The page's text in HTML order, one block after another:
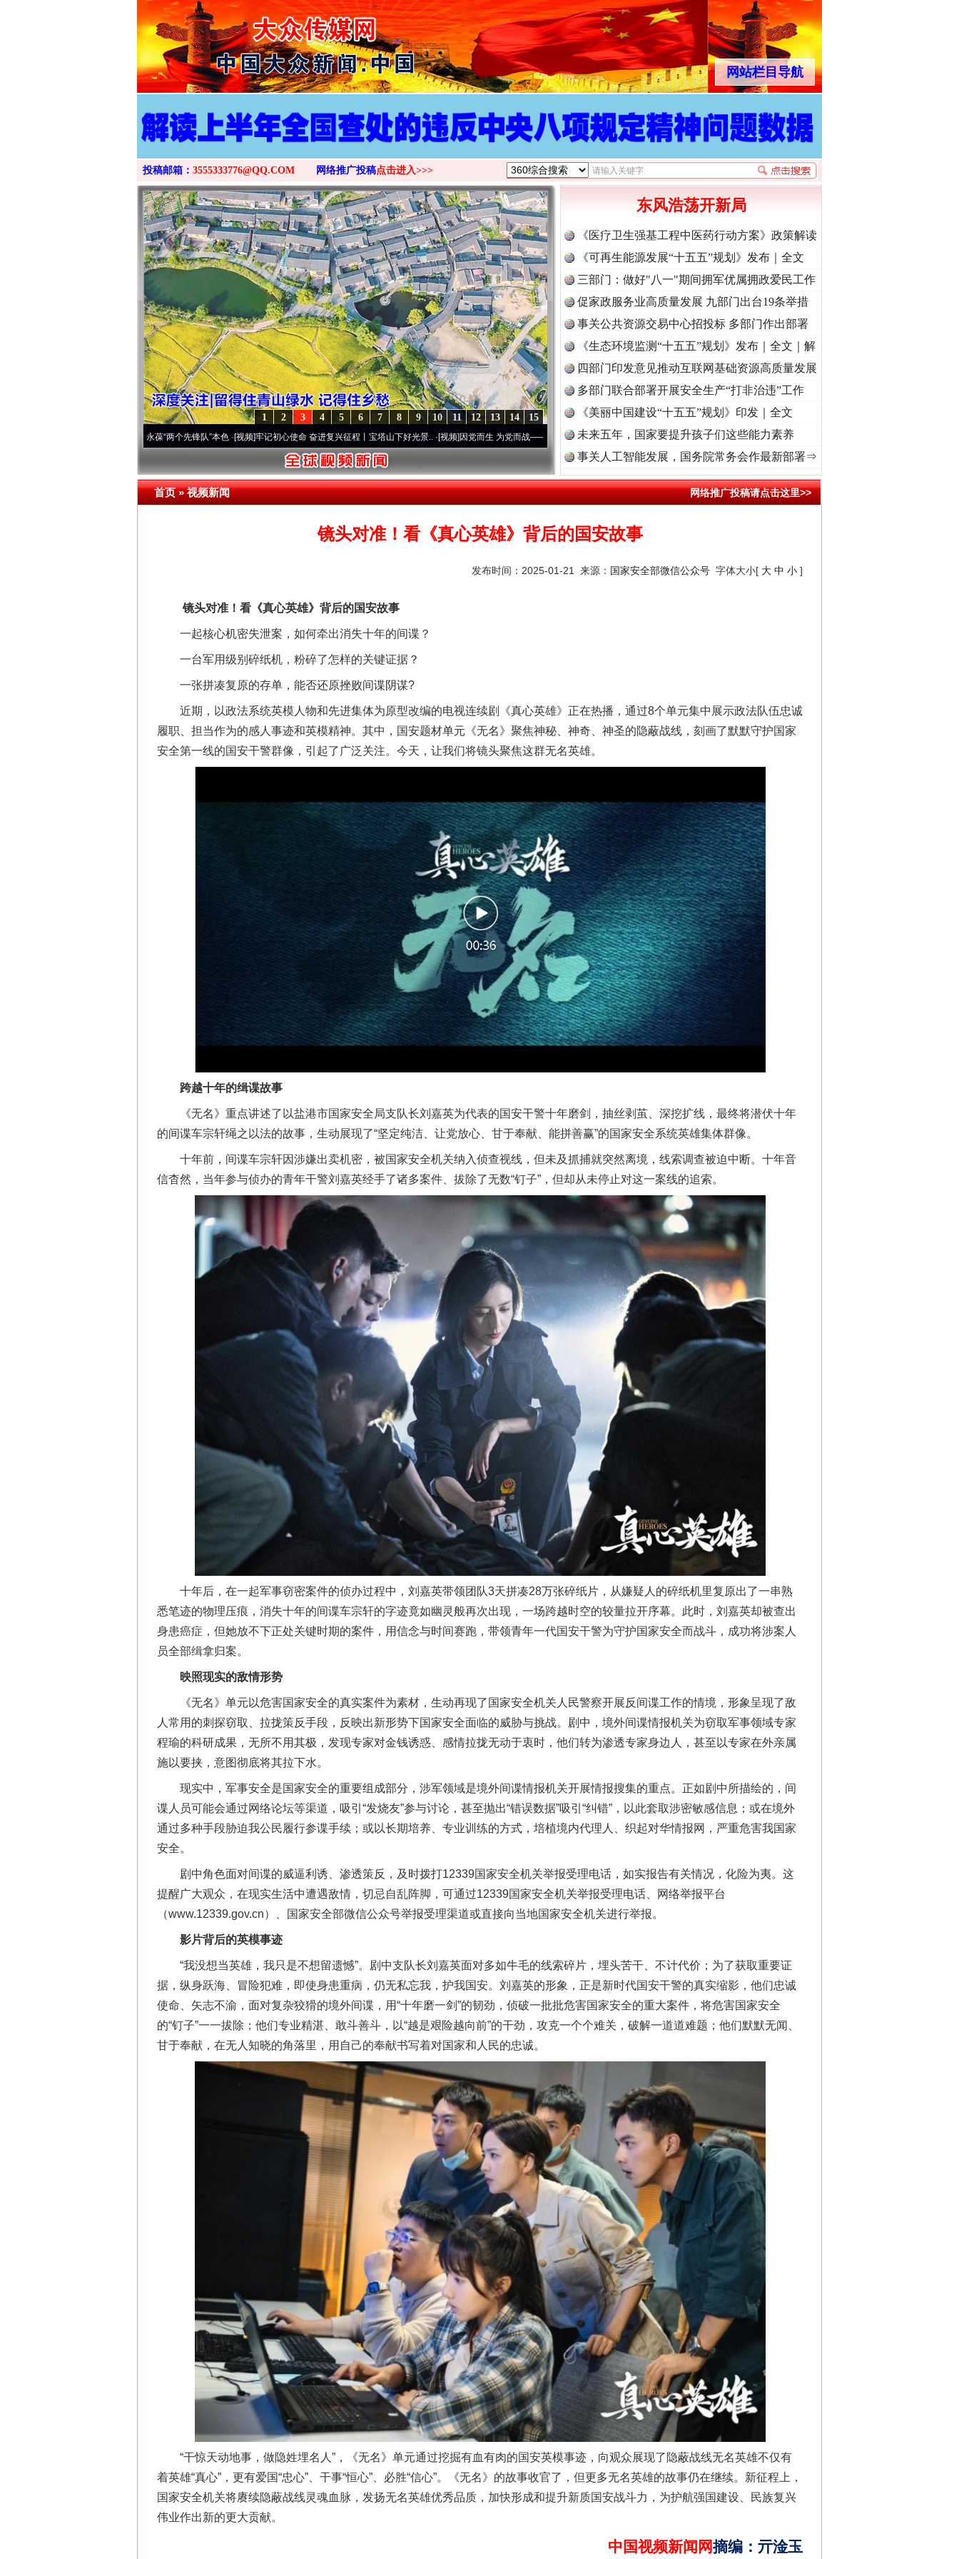
>
网站栏目导航
投稿邮箱： 3555333776@QQ.COM 网络推广投稿点击进入>>>
15
14
13
12
11
10
9
8
7
6
5
4
3
2
1
永葆“两个先锋队”本色·[视频]牢记初心使命 奋进复兴征程丨宝塔山下好光景..·[视频]因党而生 为党而战——百年“纪”事⑧加强纪律..·[视频]牢记初心使命 奋进复兴征程丨“转折之城”激荡..·[视频]
东风浩荡开新局
《医疗卫生强基工程中医药行动方案》政策解读
《可再生能源发展“十五五”规划》发布｜全文
三部门：做好"八一"期间拥军优属拥政爱民工作
促家政服务业高质量发展 九部门出台19条举措
事关公共资源交易中心招投标 多部门作出部署
《生态环境监测“十五五”规划》发布｜全文｜解
读
四部门印发意见推动互联网基础资源高质量发展
多部门联合部署开展安全生产“打非治违”工作
《美丽中国建设“十五五”规划》印发｜全文
未来五年，国家要提升孩子们这些能力素养
事关人工智能发展，国务院常务会作最新部署⇒
首页»视频新闻 网络推广投稿请点击这里>>
镜头对准！看《真心英雄》背后的国安故事
发布时间：2025-01-21 来源： 国家安全部微信公众号 字体大小[ 大 中 小 ]
镜头对准！看《真心英雄》背后的国安故事
一起核心机密失泄案，如何牵出消失十年的间谍？
一台军用级别碎纸机，粉碎了怎样的关键证据？
一张拼凑复原的存单，能否还原挫败间谍阴谋?
近期，以政法系统英模人物和先进集体为原型改编的电视连续剧《真心英雄》正在热播，通过8个单元集中展示政法队伍忠诚
履职、担当作为的感人事迹和英模精神。其中，国安题材单元《无名》聚焦神秘、神奇、神圣的隐蔽战线，刻画了默默守护国家
安全第一线的国安干警群像，引起了广泛关注。今天，让我们将镜头聚焦这群无名英雄。
跨越十年的缉谍故事
《无名》重点讲述了以盐港市国家安全局支队长刘嘉英为代表的国安干警十年磨剑，抽丝剥茧、深挖扩线，最终将潜伏十年
的间谍车宗轩绳之以法的故事，生动展现了“坚定纯洁、让党放心、甘于奉献、能拼善赢”的国家安全系统英雄集体群像。
十年前，间谍车宗轩因涉嫌出卖机密，被国家安全机关纳入侦查视线，但未及抓捕就突然离境，线索调查被迫中断。十年音
信杳然，当年参与侦办的青年干警刘嘉英经手了诸多案件、拔除了无数“钉子”，但却从未停止对这一案线的追索。
十年后，在一起军事窃密案件的侦办过程中，刘嘉英带领团队3天拼凑28万张碎纸片，从嫌疑人的碎纸机里复原出了一串熟
悉笔迹的物理压痕，消失十年的间谍车宗轩的字迹竟如幽灵般再次出现，一场跨越时空的较量拉开序幕。此时，刘嘉英却被查出
身患癌症，但她放不下正处关键时期的案件，用信念与时间赛跑，带领青年一代国安干警为守护国家安全而战斗，成功将涉案人
员全部缉拿归案。
映照现实的敌情形势
《无名》单元以危害国家安全的真实案件为素材，生动再现了国家安全机关人民警察开展反间谍工作的情境，形象呈现了敌
人常用的刺探窃取、拉拢策反手段，反映出新形势下国家安全面临的威胁与挑战。剧中，境外间谍情报机关为窃取军事领域专家
程瑜的科研成果，无所不用其极，发现专家对金钱诱惑、感情拉拢无动于衷时，他们转为渗透专家身边人，甚至以专家在外亲属
施以要挟，意图彻底将其拉下水。
现实中，军事安全是国家安全的重要组成部分，涉军领域是境外间谍情报机关开展情报搜集的重点。正如剧中所描绘的，间
谍人员可能会通过网络论坛等渠道，吸引“发烧友”参与讨论，甚至抛出“错误数据”吸引“纠错”，以此套取涉密敏感信息；或在境外
通过多种手段胁迫我公民履行参谍手续；或以长期培养、专业训练的方式，培植境内代理人、织起对华情报网，严重危害我国家
安全。
剧中角色面对间谍的威逼利诱、渗透策反，及时拨打12339国家安全机关举报受理电话，如实报告有关情况，化险为夷。这
提醒广大观众，在现实生活中遭遇敌情，切忌自乱阵脚，可通过12339国家安全机关举报受理电话、网络举报平台
（www.12339.gov.cn）、国家安全部微信公众号举报受理渠道或直接向当地国家安全机关进行举报。
影片背后的英模事迹
“我没想当英雄，我只是不想留遗憾”。剧中支队长刘嘉英面对多如牛毛的线索碎片，埋头苦干、不计代价；为了获取重要证
据，纵身跃海、冒险犯难，即使身患重病，仍无私忘我，护我国安。刘嘉英的形象，正是新时代国安干警的真实缩影，他们忠诚
使命、矢志不渝，面对复杂狡猾的境外间谍，用“十年磨一剑”的韧劲，侦破一批批危害国家安全的重大案件，将危害国家安全
的“钉子”一一拔除；他们专业精湛、敢斗善斗，以“越是艰险越向前”的干劲，攻克一个个难关，破解一道道难题；他们默默无闻、
甘于奉献，在无人知晓的角落里，用自己的奉献书写着对国家和人民的忠诚。
“干惊天动地事，做隐姓埋名人”，《无名》单元通过挖掘有血有肉的国安英模事迹，向观众展现了隐蔽战线无名英雄不仅有
着英雄“真心”，更有爱国“忠心”、干事“恒心”、必胜“信心”。《无名》的故事收官了，但更多无名英雄的故事仍在继续。新征程上，
国家安全机关将赓续隐蔽战线灵魂血脉，发扬无名英雄优秀品质，加快形成和提升新质国安战斗力，为护航强国建设、民族复兴
伟业作出新的更大贡献。
中国视频新闻网摘编 ： 亓淦玉
茶叶“炒上天”
“神药”背后的真相
这是一记警钟！ 谢谢有你温暖了四季 法官巧妙执行解纠纷